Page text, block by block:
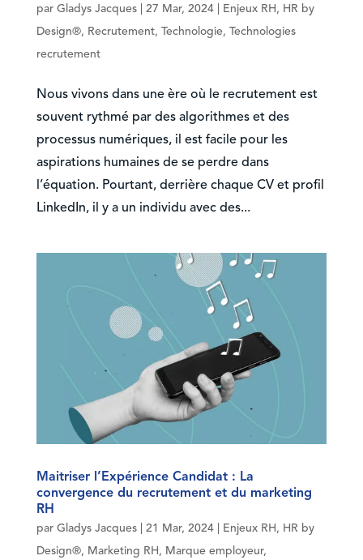
par Gladys Jacques| 27 Mar, 2024| Enjeux RH, HR by
Design®, Recrutement, Technologie, Technologies
recrutement
Nous vivons dans une ère où le recrutement est
souvent rythmé par des algorithmes et des
processus numériques, il est facile pour les
aspirations humaines de se perdre dans
l’équation. Pourtant, derrière chaque CV et profil
LinkedIn, il y a un individu avec des...
Maitriser l’Expérience Candidat : La
convergence du recrutement et du marketing
RH
par Gladys Jacques| 21 Mar, 2024| Enjeux RH, HR by
Design®, Marketing RH, Marque employeur,